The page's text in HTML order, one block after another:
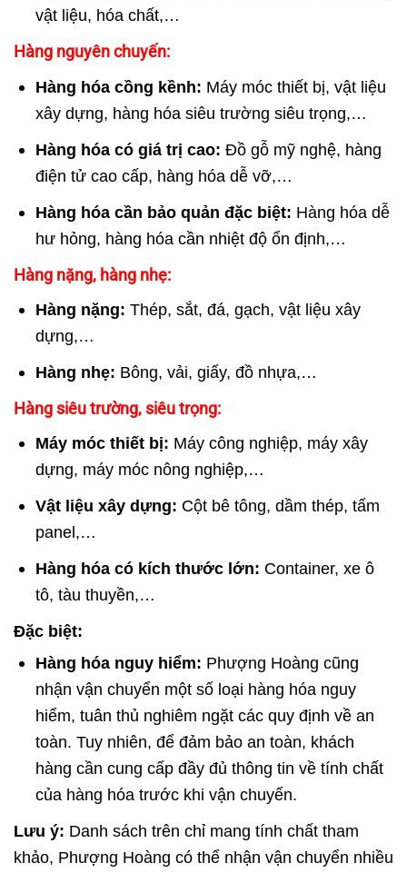
vật liệu, hóa chất,…
Hàng nguyên chuyến:
Hàng hóa cồng kềnh: Máy móc thiết bị, vật liệu
xây dựng, hàng hóa siêu trường siêu trọng,…
Hàng hóa có giá trị cao: Đồ gỗ mỹ nghệ, hàng
điện tử cao cấp, hàng hóa dễ vỡ,…
Hàng hóa cần bảo quản đặc biệt: Hàng hóa dễ
hư hỏng, hàng hóa cần nhiệt độ ổn định,…
Hàng nặng, hàng nhẹ:
Hàng nặng: Thép, sắt, đá, gạch, vật liệu xây
dựng,…
Hàng nhẹ: Bông, vải, giấy, đồ nhựa,…
Hàng siêu trường, siêu trọng:
Máy móc thiết bị: Máy công nghiệp, máy xây
dựng, máy móc nông nghiệp,…
Vật liệu xây dựng: Cột bê tông, dầm thép, tấm
panel,…
Hàng hóa có kích thước lớn: Container, xe ô
tô, tàu thuyền,…
Đặc biệt:
Hàng hóa nguy hiểm: Phượng Hoàng cũng
nhận vận chuyển một số loại hàng hóa nguy
hiểm, tuân thủ nghiêm ngặt các quy định về an
toàn. Tuy nhiên, để đảm bảo an toàn, khách
hàng cần cung cấp đầy đủ thông tin về tính chất
của hàng hóa trước khi vận chuyển.
Lưu ý: Danh sách trên chỉ mang tính chất tham
khảo, Phượng Hoàng có thể nhận vận chuyển nhiều